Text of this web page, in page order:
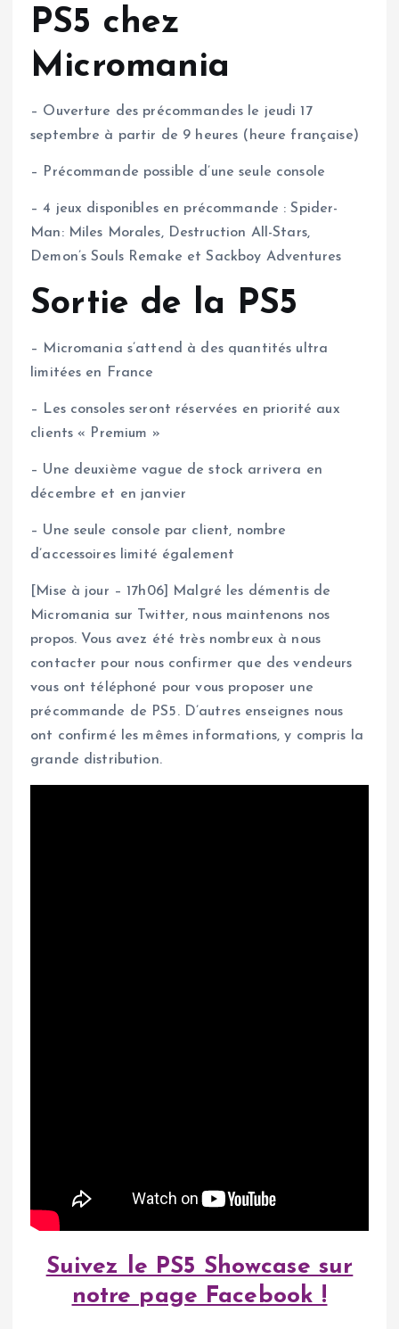
PS5 chez
Micromania
– Ouverture des précommandes le jeudi 17
septembre à partir de 9 heures (heure française)
– Précommande possible d’une seule console
– 4 jeux disponibles en précommande : Spider-
Man: Miles Morales, Destruction All-Stars,
Demon’s Souls Remake et Sackboy Adventures
Sortie de la PS5
– Micromania s’attend à des quantités ultra
limitées en France
– Les consoles seront réservées en priorité aux
clients « Premium »
– Une deuxième vague de stock arrivera en
décembre et en janvier
– Une seule console par client, nombre
d’accessoires limité également
[Mise à jour – 17h06] Malgré les démentis de
Micromania sur Twitter, nous maintenons nos
propos. Vous avez été très nombreux à nous
contacter pour nous confirmer que des vendeurs
vous ont téléphoné pour vous proposer une
précommande de PS5. D’autres enseignes nous
ont confirmé les mêmes informations, y compris la
grande distribution.
Suivez le PS5 Showcase sur
notre page Facebook !